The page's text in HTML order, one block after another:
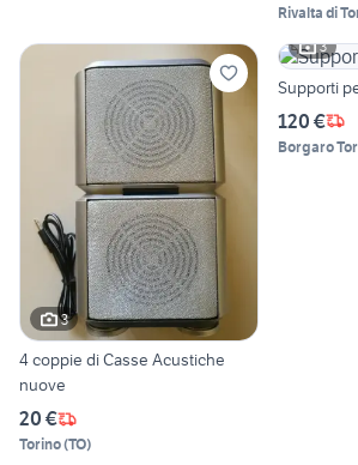
Rivalta di
3
4 coppie di Casse Acustiche
nuove
20 €
Torino(TO)
3
Supporti
120 €
Borgaro